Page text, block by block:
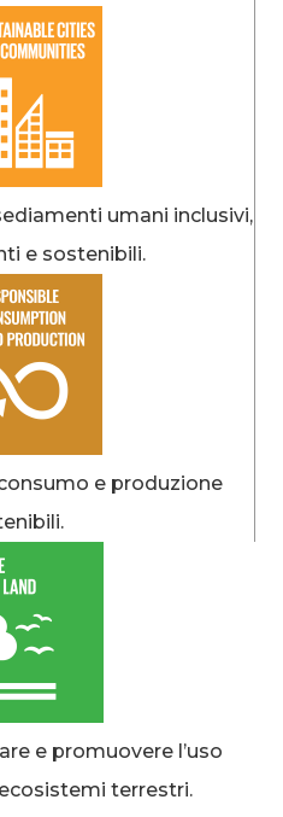
umani inclusivi,
e sostenibili.
e produzione
e promuovere l’uso
terrestri.